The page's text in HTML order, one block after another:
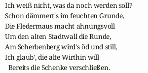
Ich weiß nicht, was da noch werden soll?
Schon dämmert's im feuchten Grunde,
Die Fledermaus macht ahnungsvoll
Um den alten Stadtwall die Runde,
Am Scherbenberg wird's öd und still,
Ich glaub', die alte Wirthin will
  Bereits die Schenke verschließen.